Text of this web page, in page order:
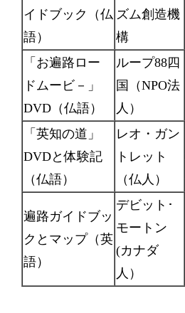
イドブック（仏
語）
ズム創造機
構
「お遍路ロー
ドムービ－」
DVD（仏語）
ループ88四
国（NPO法
人）
「英知の道」
DVDと体験記
（仏語）
レオ・ガン
トレット
（仏人）
遍路ガイドブッ
クとマップ（英
語）
デビット･
モートン
(カナダ
人）